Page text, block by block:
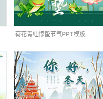
荷花青蛙惊蛰节气PPT模板